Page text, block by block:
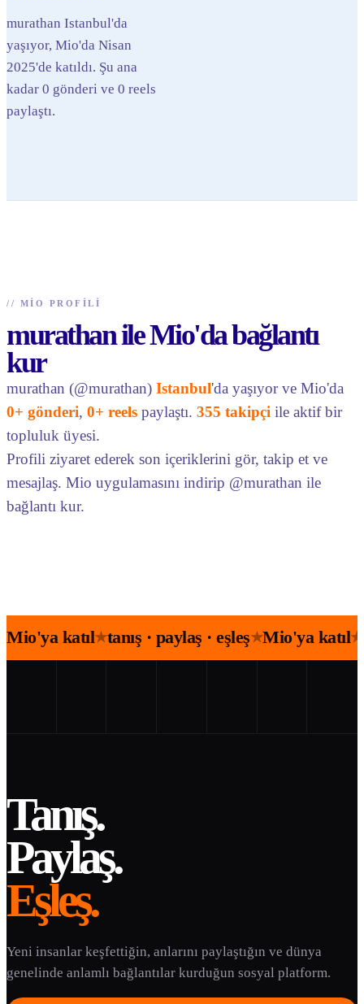
murathan Istanbul'da
yaşıyor, Mio'da Nisan
2025'de katıldı. Şu ana
kadar 0 gönderi ve 0 reels
paylaştı.
// MIO PROFILI
murathan ile Mio'da bağlantı
kur
murathan (@murathan) Istanbul'da yaşıyor ve Mio'da
0+ gönderi, 0+ reels paylaştı. 355 takipçi ile aktif bir
topluluk üyesi.
Profili ziyaret ederek son içeriklerini gör, takip et ve
mesajlaş. Mio uygulamasını indirip @murathan ile
bağlantı kur.
Mio'ya katıl★tanış · paylaş · eşleş★Mio'ya katıl★
Tanış.
Paylaş.
Eşleş.
Yeni insanlar keşfettiğin, anlarını paylaştığın ve dünya
genelinde anlamlı bağlantılar kurduğun sosyal platform.